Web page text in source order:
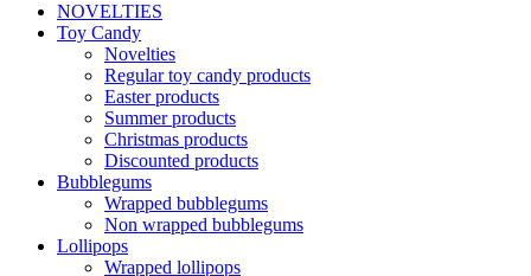
NOVELTIES
Toy Candy
Novelties
Regular toy candy products
Easter products
Summer products
Christmas products
Discounted products
Bubblegums
Wrapped bubblegums
Non wrapped bubblegums
Lollipops
Wrapped lollipops